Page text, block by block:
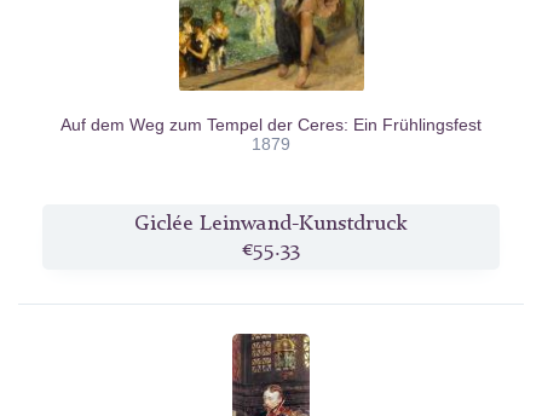
Auf dem Weg zum Tempel der Ceres: Ein Frühlingsfest
1879
Giclée Leinwand-Kunstdruck
€55.33